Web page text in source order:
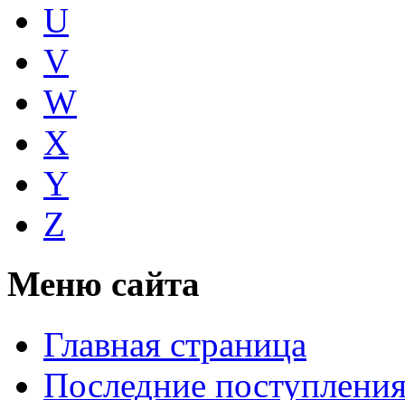
U
V
W
X
Y
Z
Меню сайта
Главная страница
Последние